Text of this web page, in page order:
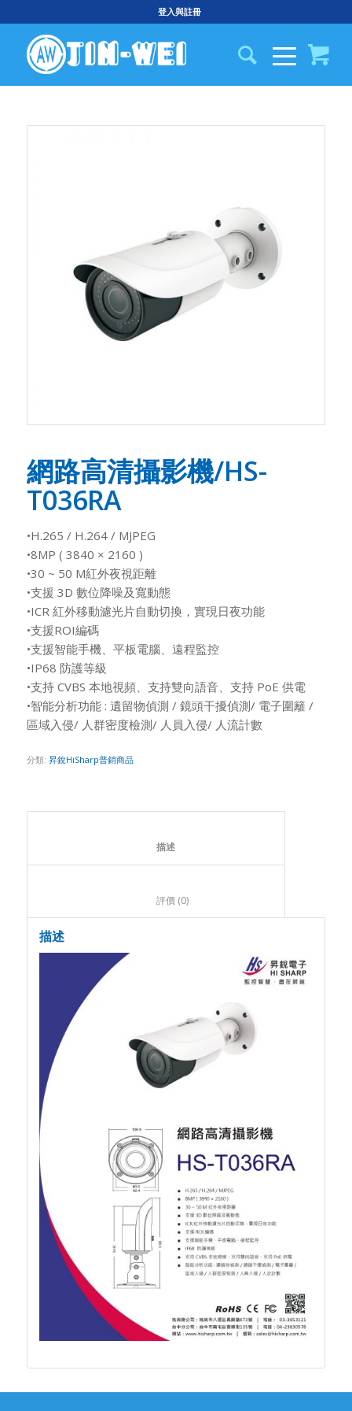
登入與註冊
網路高清攝影機/HS-
T036RA
•H.265 / H.264 / MJPEG
•8MP ( 3840 × 2160 )
•30 ~ 50 M紅外夜視距離
•支援 3D 數位降噪及寬動態
•ICR 紅外移動濾光片自動切換，實現日夜功能
•支援ROI編碼
•支援智能手機、平板電腦、遠程監控
•IP68 防護等級
•支持 CVBS 本地視頻、支持雙向語音、支持 PoE 供電
•智能分析功能 : 遺留物偵測 / 鏡頭干擾偵測/ 電子圍籬 /
區域入侵/ 人群密度檢測/ 人員入侵/ 人流計數
分類: 昇銳HiSharp普銷商品
						描述
						評價 (0)
描述